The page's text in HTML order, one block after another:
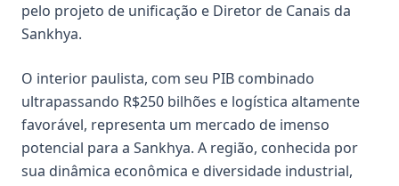
pelo projeto de unificação e Diretor de Canais da
Sankhya.
O interior paulista, com seu PIB combinado
ultrapassando R$250 bilhões e logística altamente
favorável, representa um mercado de imenso
potencial para a Sankhya. A região, conhecida por
sua dinâmica econômica e diversidade industrial,